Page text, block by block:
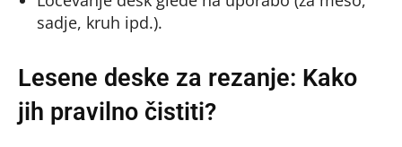
sadje, kruh ipd.).
Lesene deske za rezanje: Kako
jih pravilno čistiti?